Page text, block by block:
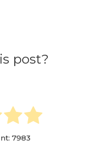
post?
7983